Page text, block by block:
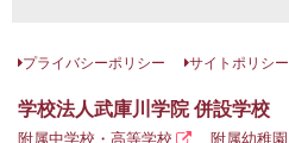
プライバシーポリシー サイトポリシー
学校法人武庫川学院 併設学校
附属中学校・高等学校 附属幼稚園